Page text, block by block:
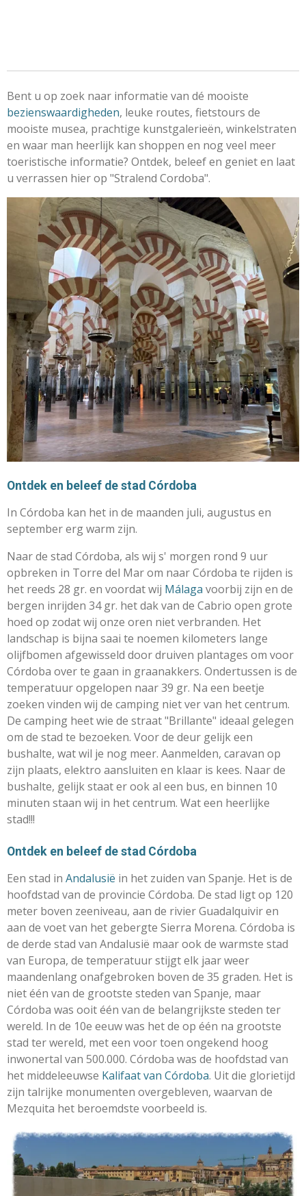
Bent u op zoek naar informatie van dé mooiste
bezienswaardigheden, leuke routes, fietstours de
mooiste musea, prachtige kunstgalerieën, winkelstraten
en waar man heerlijk kan shoppen en nog veel meer
toeristische informatie? Ontdek, beleef en geniet en laat
u verrassen hier op "Stralend Cordoba".
Ontdek en beleef de stad Córdoba
In Córdoba kan het in de maanden juli, augustus en
september erg warm zijn.
Naar de stad Córdoba, als wij s' morgen rond 9 uur
opbreken in Torre del Mar om naar Córdoba te rijden is
het reeds 28 gr. en voordat wij Málaga voorbij zijn en de
bergen inrijden 34 gr. het dak van de Cabrio open grote
hoed op zodat wij onze oren niet verbranden. Het
landschap is bijna saai te noemen kilometers lange
olijfbomen afgewisseld door druiven plantages om voor
Córdoba over te gaan in graanakkers. Ondertussen is de
temperatuur opgelopen naar 39 gr. Na een beetje
zoeken vinden wij de camping niet ver van het centrum.
De camping heet wie de straat "Brillante" ideaal gelegen
om de stad te bezoeken. Voor de deur gelijk een
bushalte, wat wil je nog meer. Aanmelden, caravan op
zijn plaats, elektro aansluiten en klaar is kees. Naar de
bushalte, gelijk staat er ook al een bus, en binnen 10
minuten staan wij in het centrum. Wat een heerlijke
stad!!!
Ontdek en beleef de stad Córdoba
Een stad in Andalusië in het zuiden van Spanje. Het is de
hoofdstad van de provincie Córdoba. De stad ligt op 120
meter boven zeeniveau, aan de rivier Guadalquivir en
aan de voet van het gebergte Sierra Morena. Córdoba is
de derde stad van Andalusië maar ook de warmste stad
van Europa, de temperatuur stijgt elk jaar weer
maandenlang onafgebroken boven de 35 graden. Het is
niet één van de grootste steden van Spanje, maar
Córdoba was ooit één van de belangrijkste steden ter
wereld. In de 10e eeuw was het de op één na grootste
stad ter wereld, met een voor toen ongekend hoog
inwonertal van 500.000. Córdoba was de hoofdstad van
het middeleeuwse Kalifaat van Córdoba. Uit die glorietijd
zijn talrijke monumenten overgebleven, waarvan de
Mezquita het beroemdste voorbeeld is.